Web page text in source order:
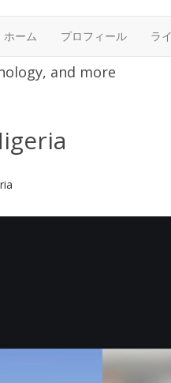
ホーム プロフィール ラ
and more